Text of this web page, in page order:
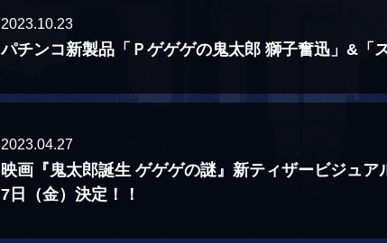
2023.10.23
パチンコ新製品「Ｐゲゲゲの鬼太郎 獅子奮迅」&「
2023.04.27
映画『鬼太郎誕生 ゲゲゲの謎』新ティザービジュ
7日（金）決定！！